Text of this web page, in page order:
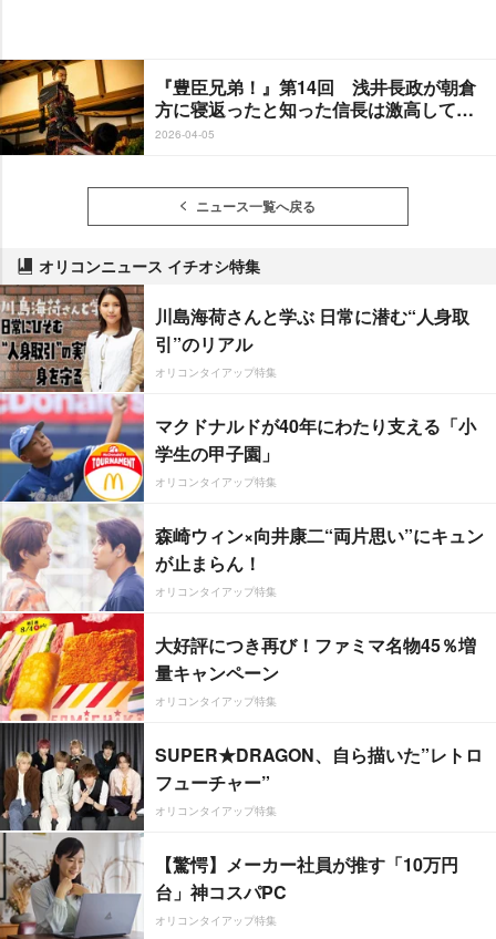
『豊臣兄弟！』第14回 浅井長政が朝倉
方に寝返ったと知った信長は激高して…
2026-04-05
ニュース一覧へ戻る
オリコンニュース イチオシ特集
川島海荷さんと学ぶ 日常に潜む“人身取
引”のリアル
オリコンタイアップ特集
マクドナルドが40年にわたり支える「小
学生の甲子園」
オリコンタイアップ特集
森崎ウィン×向井康二“両片思い”にキュン
が止まらん！
オリコンタイアップ特集
大好評につき再び！ファミマ名物45％増
量キャンペーン
オリコンタイアップ特集
SUPER★DRAGON、自ら描いた”レトロ
フューチャー”
オリコンタイアップ特集
【驚愕】メーカー社員が推す「10万円
台」神コスパPC
オリコンタイアップ特集